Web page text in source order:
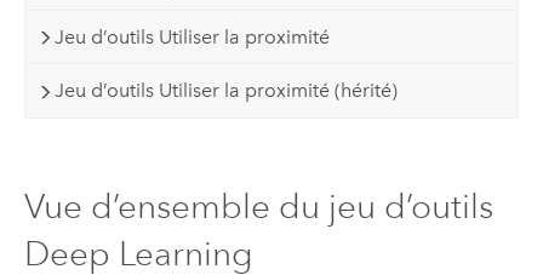
Jeu d’outils Utiliser la proximité
Jeu d’outils Utiliser la proximité (hérité)
Vue d’ensemble du jeu d’outils
Deep Learning